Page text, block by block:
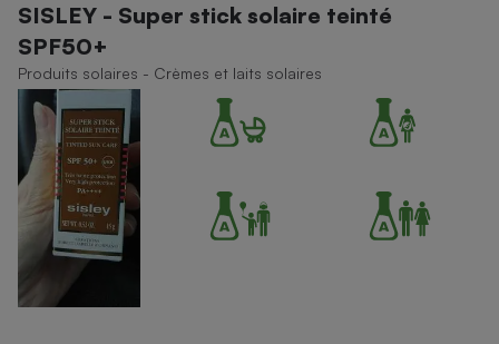
SISLEY - Super stick solaire teinté
SPF50+
Produits solaires - Crèmes et laits solaires